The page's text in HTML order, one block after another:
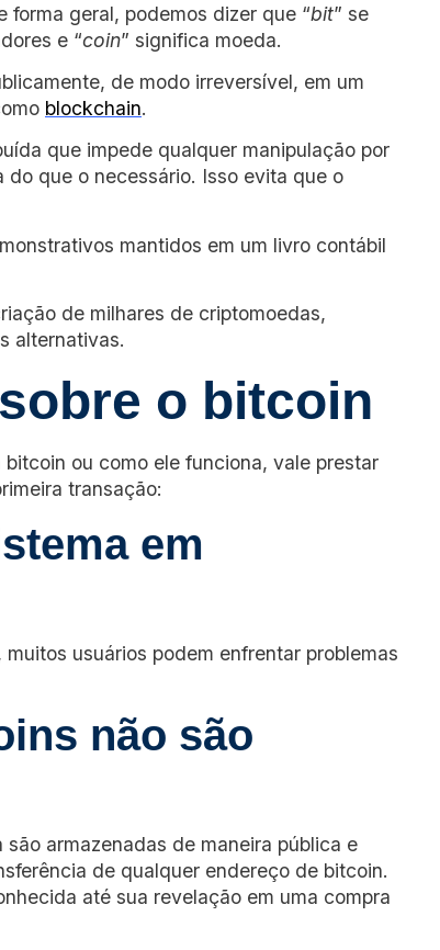
forma geral, podemos dizer que “bit” se
e “coin” significa moeda.
de modo irreversível, em um
blockchain.
que impede qualquer manipulação por
que o necessário. Isso evita que o
mantidos em um livro contábil
de milhares de criptomoedas,
alternativas.
o bitcoin
ou como ele funciona, vale prestar
transação:
em
usuários podem enfrentar problemas
não são
armazenadas de maneira pública e
de qualquer endereço de bitcoin.
até sua revelação em uma compra